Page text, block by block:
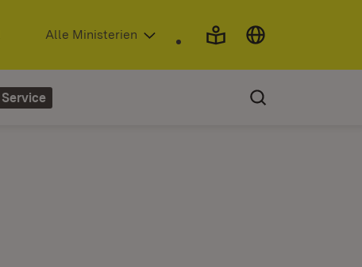
(Öffnet in neuem Fenster)
Alle Ministerien
Service